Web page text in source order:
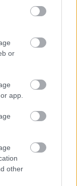
or
app.
other